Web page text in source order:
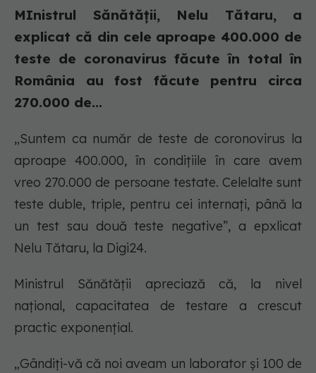
MInistrul Sănătății, Nelu Tătaru, a
explicat că din cele aproape 400.000 de
teste de coronavirus făcute în total în
România au fost făcute pentru circa
270.000 de...
„Suntem ca număr de teste de coronovirus la
aproape 400.000, în condițiile în care avem
vreo 270.000 de persoane testate. Celelalte sunt
teste duble, triple, pentru cei internați, până la
un test sau două teste negative”, a epxlicat
Nelu Tătaru, la Digi24.
Ministrul Sănătății apreciază că, la nivel
național, capacitatea de testare a crescut
practic exponențial.
„Gândiți-vă că noi aveam un laborator și 100 de